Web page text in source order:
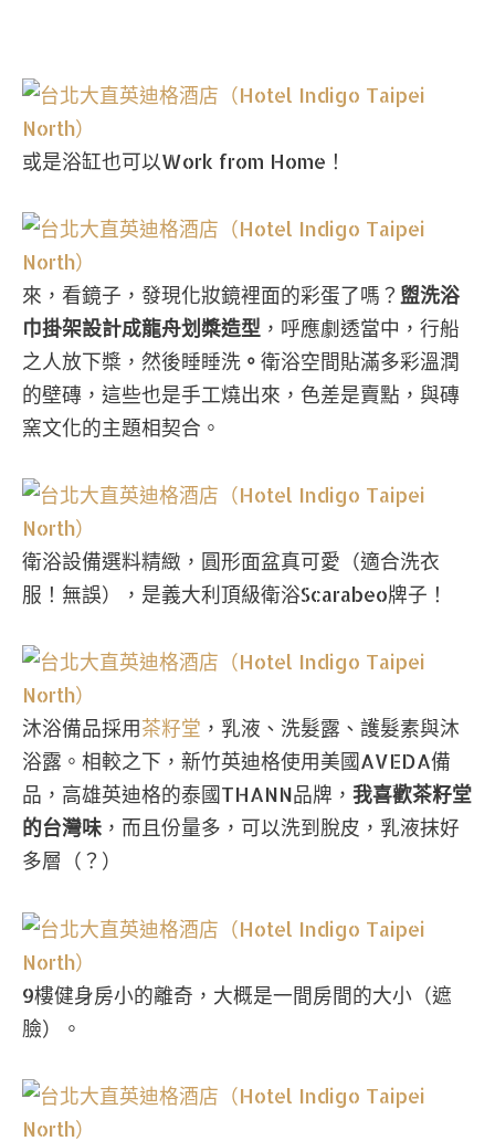
或是浴缸也可以Work from Home！
來，看鏡子，發現化妝鏡裡面的彩蛋了嗎？ 盥洗浴
巾掛架設計成龍舟划槳造型 ，呼應劇透當中，行船
之人放下槳，然後睡睡洗 。 衛浴空間貼滿多彩溫潤
的壁磚，這些也是手工燒出來，色差是賣點，與磚
窯文化的主題相契合。
衛浴設備選料精緻，圓形面盆真可愛（適合洗衣
服！無誤），是義大利頂級衛浴Scarabeo牌子！
沐浴備品採用茶籽堂 ，乳液、洗髮露、護髮素與沐
浴露。相較之下，新竹英迪格使用美國AVEDA備
品，高雄英迪格的泰國THANN品牌， 我喜歡茶籽堂
的台灣味 ，而且份量多，可以洗到脫皮，乳液抹好
多層（？）
9樓健身房小的離奇，大概是一間房間的大小（遮
臉）。